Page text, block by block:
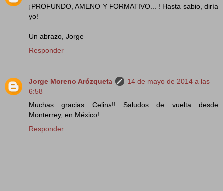
¡PROFUNDO, AMENO Y FORMATIVO... ! Hasta sabio, diría
yo!
Un abrazo, Jorge
Responder
Jorge Moreno Arózqueta
14 de mayo de 2014 a las
6:58
Muchas gracias Celina!! Saludos de vuelta desde
Monterrey, en México!
Responder